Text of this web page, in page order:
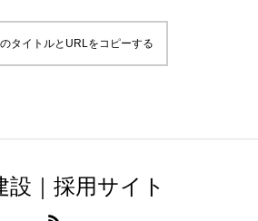
タイトルとURLをコピーする
設｜採用サイト